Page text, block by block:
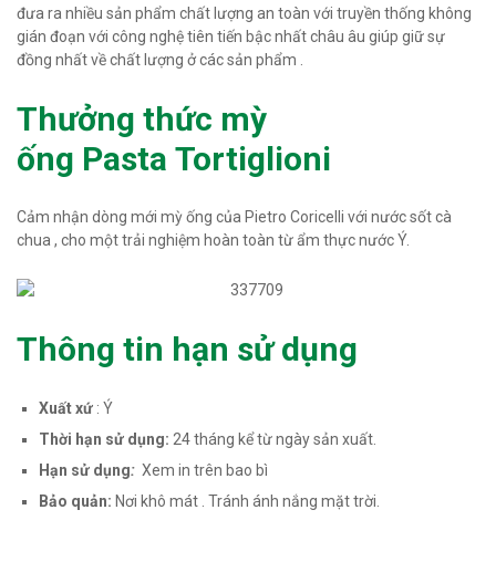
đưa ra nhiều sản phẩm chất lượng an toàn với truyền thống không
gián đoạn với công nghệ tiên tiến bậc nhất châu âu giúp giữ sự
đồng nhất về chất lượng ở các sản phẩm .
Thưởng thức mỳ
ống Pasta Tortiglioni
Cảm nhận dòng mới mỳ ống của Pietro Coricelli với nước sốt cà
chua , cho một trải nghiệm hoàn toàn từ ẩm thực nước Ý.
Thông tin hạn sử dụng
Xuất xứ : Ý
Thời hạn sử dụng: 24 tháng kể từ ngày sản xuất.
Hạn sử dụng: Xem in trên bao bì
Bảo quản: Nơi khô mát . Tránh ánh nắng mặt trời.